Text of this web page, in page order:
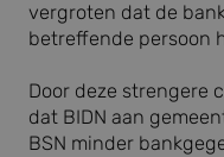
vergroten dat de
betreffende persoon
Door deze strengere
dat BIDN aan
BSN minder bank